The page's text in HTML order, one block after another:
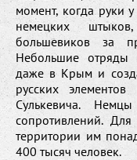
момент, когда руки
немецких
большевиков за
Небольшие отряды
даже в Крым и
русских элементов
Сулькевича.
сопротивлений.
территории им
400 тысяч человек.